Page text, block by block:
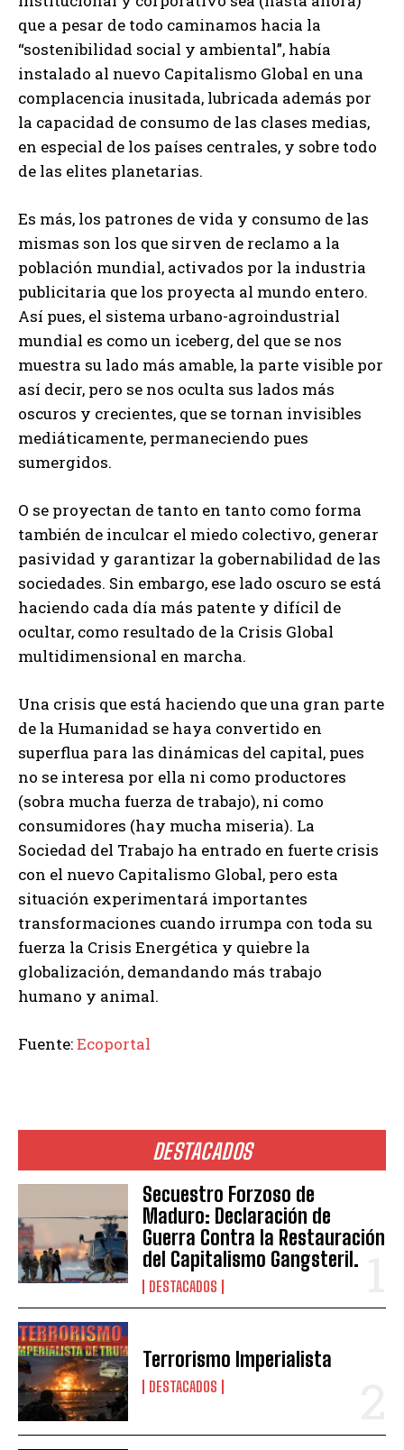
DESTACADOS
Secuestro Forzoso de
Maduro: Declaración de
Guerra Contra la Restauración
del Capitalismo Gangsteril.
DESTACADOS
Terrorismo Imperialista
DESTACADOS
que a pesar de todo caminamos hacia la
“sostenibilidad social y ambiental”, había
instalado al nuevo Capitalismo Global en una
complacencia inusitada, lubricada además por
la capacidad de consumo de las clases medias,
en especial de los países centrales, y sobre todo
de las elites planetarias.
Es más, los patrones de vida y consumo de las
mismas son los que sirven de reclamo a la
población mundial, activados por la industria
publicitaria que los proyecta al mundo entero.
Así pues, el sistema urbano-agroindustrial
mundial es como un iceberg, del que se nos
muestra su lado más amable, la parte visible por
así decir, pero se nos oculta sus lados más
oscuros y crecientes, que se tornan invisibles
mediáticamente, permaneciendo pues
sumergidos.
O se proyectan de tanto en tanto como forma
también de inculcar el miedo colectivo, generar
pasividad y garantizar la gobernabilidad de las
sociedades. Sin embargo, ese lado oscuro se está
haciendo cada día más patente y difícil de
ocultar, como resultado de la Crisis Global
multidimensional en marcha.
Una crisis que está haciendo que una gran parte
de la Humanidad se haya convertido en
superflua para las dinámicas del capital, pues
no se interesa por ella ni como productores
(sobra mucha fuerza de trabajo), ni como
consumidores (hay mucha miseria). La
Sociedad del Trabajo ha entrado en fuerte crisis
con el nuevo Capitalismo Global, pero esta
situación experimentará importantes
transformaciones cuando irrumpa con toda su
fuerza la Crisis Energética y quiebre la
globalización, demandando más trabajo
humano y animal.
Fuente:Ecoportal